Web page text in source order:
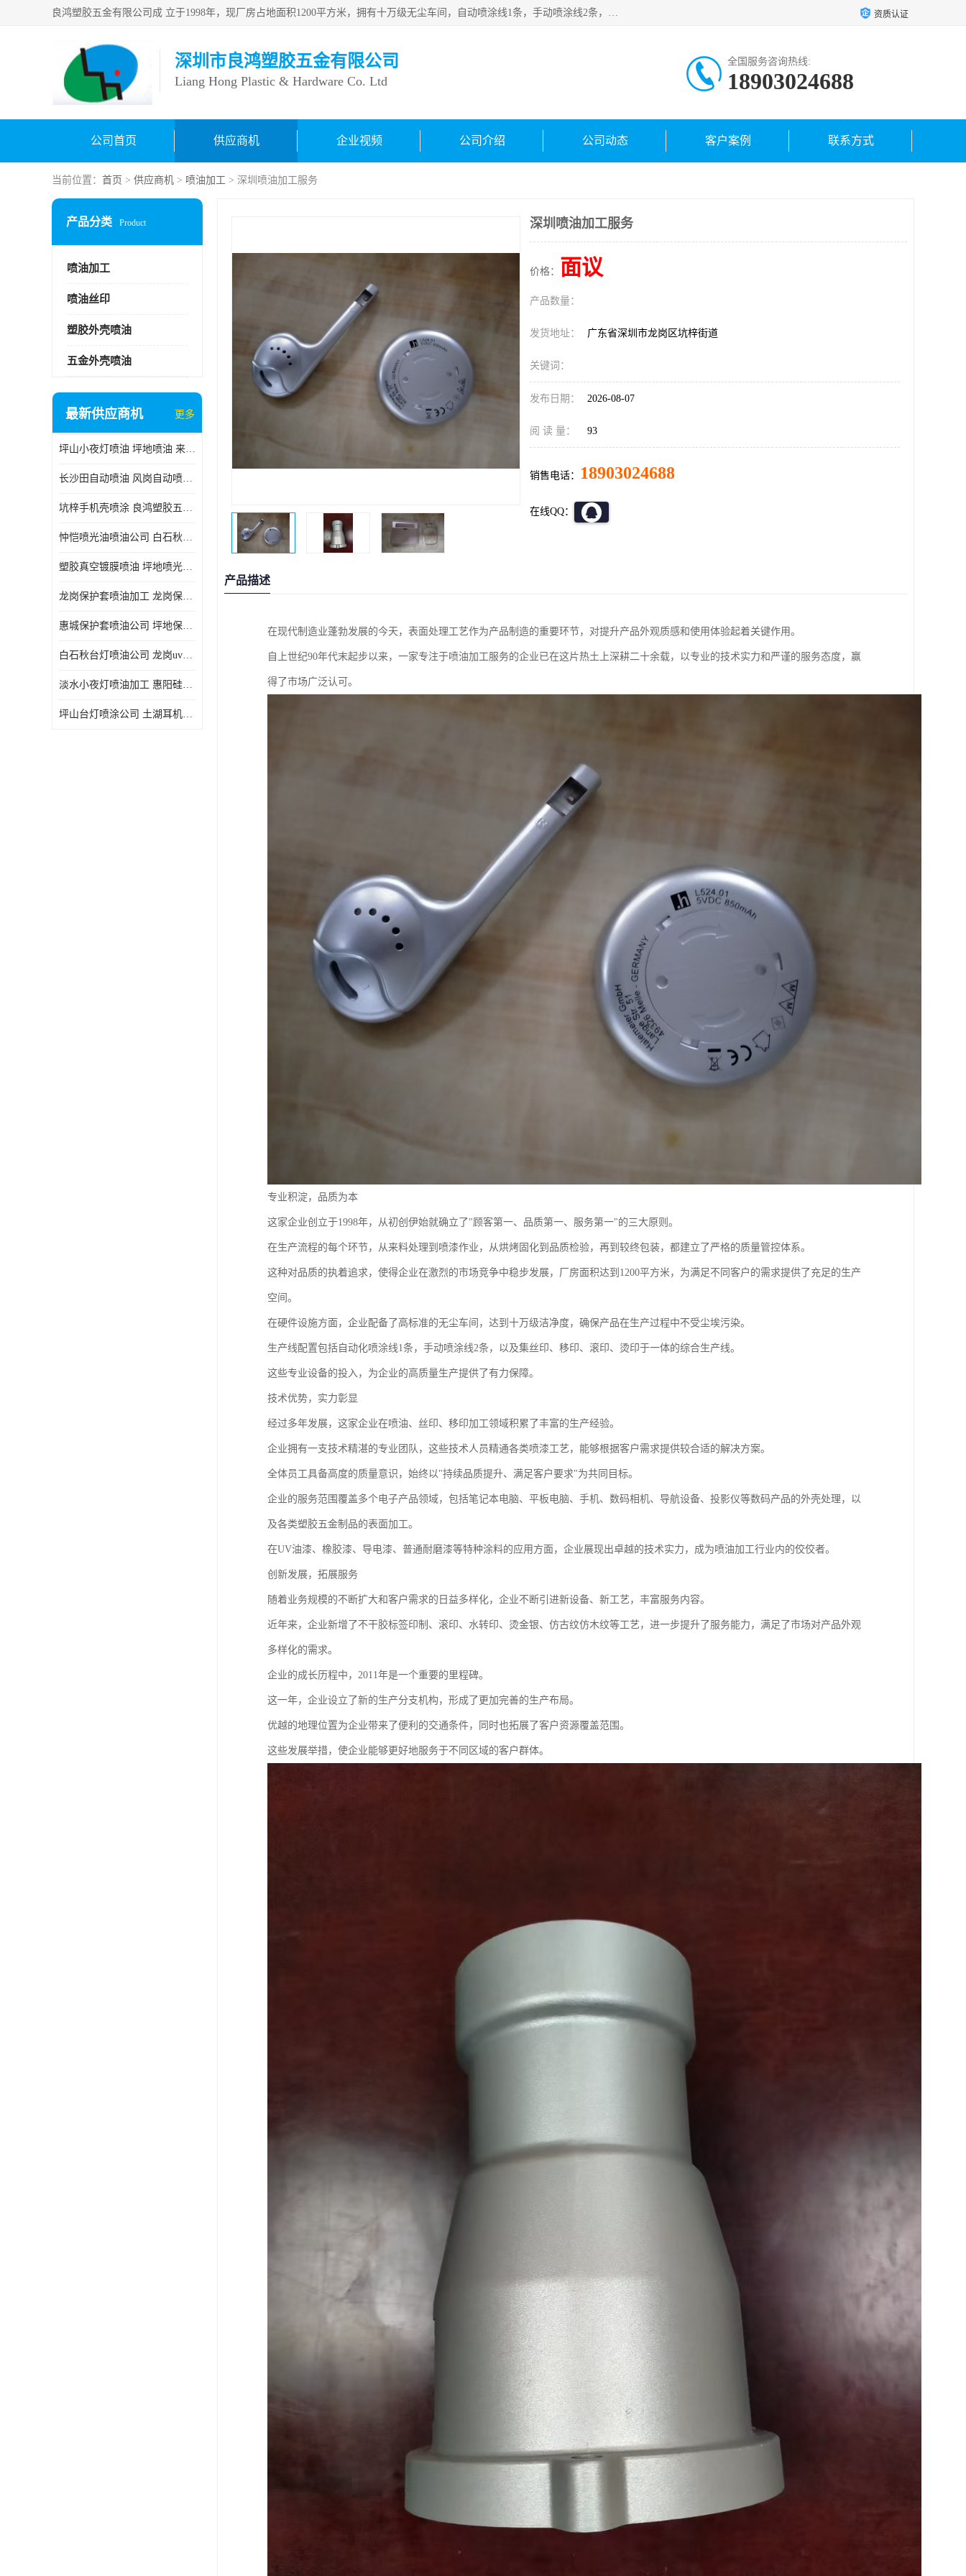
良鸿塑胶五金有限公司成 立于1998年，现厂房占地面积1200平方米，拥有十万级无尘车间，自动喷涂线1条，手动喷涂线2条，丝印移印滚印烫印拉线1条，本公司自建厂以来一直 以“顾客、品质、服务三个第一”为原则，从来货到处理、喷漆、烘烤、品检、包装等每一道工序都严格把持质量关，竭诚为广大朋友、客户服务。现如今已深得广 大客户信赖。 资质认证
深圳市良鸿塑胶五金有限公司
Liang Hong Plastic & Hardware Co. Ltd
全国服务咨询热线:
18903024688
公司首页 供应商机 企业视频 公司介绍 公司动态 客户案例 联系方式
当前位置： 首页 > 供应商机 > 喷油加工 > 深圳喷油加工服务
产品分类 Product
喷油加工
喷油丝印
塑胶外壳喷油
五金外壳喷油
最新供应商机 更多
坪山小夜灯喷油 坪地喷油 来样订做
长沙田自动喷油 风岗自动喷涂 良鸿塑胶五金
坑梓手机壳喷涂 良鸿塑胶五金 坪地小夜灯喷涂公司
忡恺喷光油喷油公司 白石秋蓝牙喷涂
塑胶真空镀膜喷油 坪地喷光油喷油
龙岗保护套喷油加工 龙岗保护套喷油
惠城保护套喷油公司 坪地保护套喷油 良鸿塑胶五金
白石秋台灯喷油公司 龙岗uv喷油 良鸿塑胶五金
淡水小夜灯喷油加工 惠阳硅胶喷油 良鸿塑胶五金
坪山台灯喷涂公司 土湖耳机喷涂 加工定制
深圳喷油加工服务
价格： 面议
产品数量：
发货地址： 广东省深圳市龙岗区坑梓街道
关键词：
发布日期： 2026-08-07
阅 读 量： 93
销售电话： 18903024688
在线QQ：
产品描述
在现代制造业蓬勃发展的今天，表面处理工艺作为产品制造的重要环节，对提升产品外观质感和使用体验起着关键作用。
自上世纪90年代末起步以来，一家专注于喷油加工服务的企业已在这片热土上深耕二十余载，以专业的技术实力和严谨的服务态度，赢
得了市场广泛认可。
专业积淀，品质为本
这家企业创立于1998年，从初创伊始就确立了"顾客第一、品质第一、服务第一"的三大原则。
在生产流程的每个环节，从来料处理到喷漆作业，从烘烤固化到品质检验，再到较终包装，都建立了严格的质量管控体系。
这种对品质的执着追求，使得企业在激烈的市场竞争中稳步发展，厂房面积达到1200平方米，为满足不同客户的需求提供了充足的生产
空间。
在硬件设施方面，企业配备了高标准的无尘车间，达到十万级洁净度，确保产品在生产过程中不受尘埃污染。
生产线配置包括自动化喷涂线1条，手动喷涂线2条，以及集丝印、移印、滚印、烫印于一体的综合生产线。
这些专业设备的投入，为企业的高质量生产提供了有力保障。
技术优势，实力彰显
经过多年发展，这家企业在喷油、丝印、移印加工领域积累了丰富的生产经验。
企业拥有一支技术精湛的专业团队，这些技术人员精通各类喷漆工艺，能够根据客户需求提供较合适的解决方案。
全体员工具备高度的质量意识，始终以"持续品质提升、满足客户要求"为共同目标。
企业的服务范围覆盖多个电子产品领域，包括笔记本电脑、平板电脑、手机、数码相机、导航设备、投影仪等数码产品的外壳处理，以
及各类塑胶五金制品的表面加工。
在UV油漆、橡胶漆、导电漆、普通耐磨漆等特种涂料的应用方面，企业展现出卓越的技术实力，成为喷油加工行业内的佼佼者。
创新发展，拓展服务
随着业务规模的不断扩大和客户需求的日益多样化，企业不断引进新设备、新工艺，丰富服务内容。
近年来，企业新增了不干胶标签印制、滚印、水转印、烫金银、仿古纹仿木纹等工艺，进一步提升了服务能力，满足了市场对产品外观
多样化的需求。
企业的成长历程中，2011年是一个重要的里程碑。
这一年，企业设立了新的生产分支机构，形成了更加完善的生产布局。
优越的地理位置为企业带来了便利的交通条件，同时也拓展了客户资源覆盖范围。
这些发展举措，使企业能够更好地服务于不同区域的客户群体。